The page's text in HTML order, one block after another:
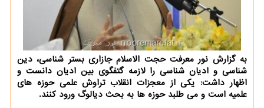
به گزارش نور معرفت حجت الاسلام جازاری بستر شناسی، دین
شناسی و ادیان شناسی را لازمه گتفگوی بین ادیان دانست و
اظهار داشت: یکی از معجزات انقلاب تراوش علمی حوزه های
علمیه است و می طلبد حوزه ها به بحث دیالوگ ورود کنند.